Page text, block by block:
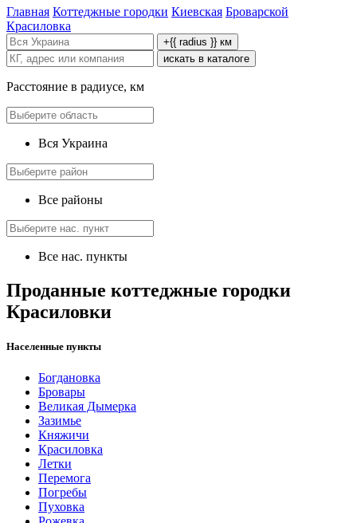
Главная Коттеджные городки Киевская Броварской
Красиловка
+{{ radius }} км
искать в каталоге
Расстояние в радиусе, км
Вся Украина
Все районы
Все нас. пункты
Проданные коттеджные городки
Красиловки
Населенные пункты
Богдановка
Бровары
Великая Дымерка
Зазимье
Княжичи
Красиловка
Летки
Перемога
Погребы
Пуховка